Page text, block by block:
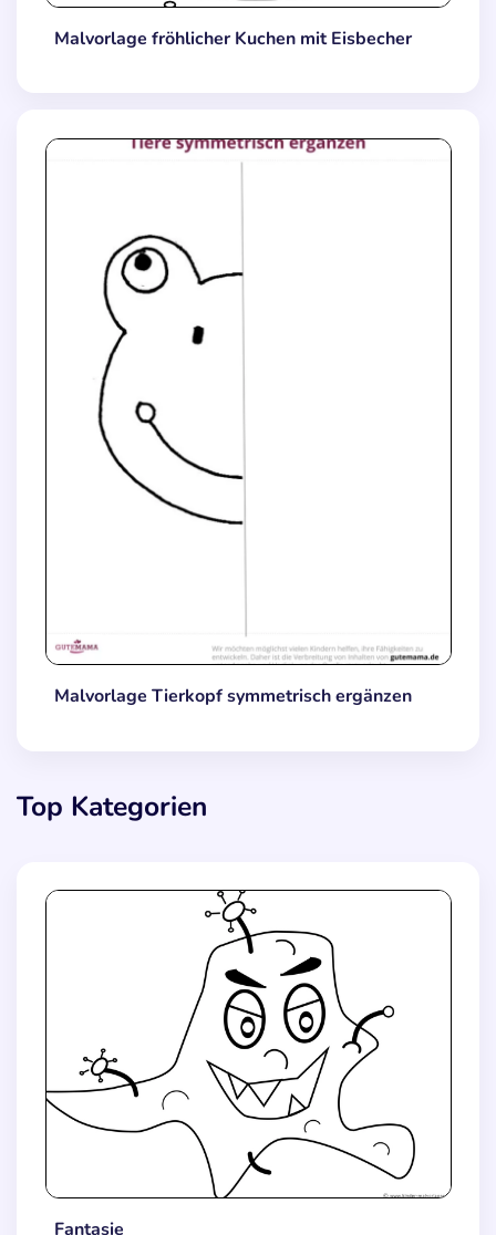
Malvorlage fröhlicher Kuchen mit Eisbecher
Malvorlage Tierkopf symmetrisch ergänzen
Top Kategorien
Fantasie